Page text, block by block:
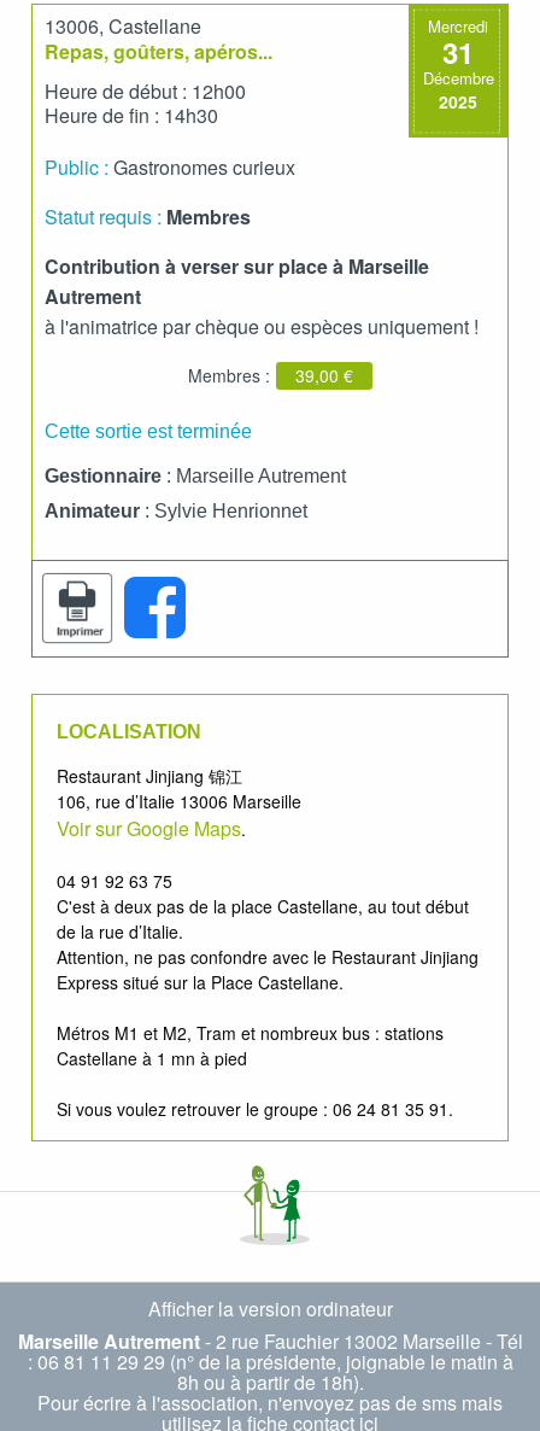
Mercredi
31
Décembre
2025
13006, Castellane
Repas, goûters, apéros...
Heure de début : 12h00
Heure de fin : 14h30
Public : Gastronomes curieux
Statut requis : Membres
Contribution à verser sur place à Marseille
Autrement
à l'animatrice par chèque ou espèces uniquement !
Membres : 39,00 €
Cette sortie est terminée
Gestionnaire : Marseille Autrement
Animateur : Sylvie Henrionnet
LOCALISATION
Restaurant Jinjiang 锦江
106, rue d’Italie 13006 Marseille
Voir sur Google Maps.
04 91 92 63 75
C'est à deux pas de la place Castellane, au tout début
de la rue d’Italie.
Attention, ne pas confondre avec le Restaurant Jinjiang
Express situé sur la Place Castellane.
Métros M1 et M2, Tram et nombreux bus : stations
Castellane à 1 mn à pied
Si vous voulez retrouver le groupe : 06 24 81 35 91.
Afficher la version ordinateur
Marseille Autrement- 2 rue Fauchier 13002 Marseille - Tél
: 06 81 11 29 29 (n° de la présidente, joignable le matin à
8h ou à partir de 18h).
Pour écrire à l'association, n'envoyez pas de sms mais
utilisez la fiche contact ici